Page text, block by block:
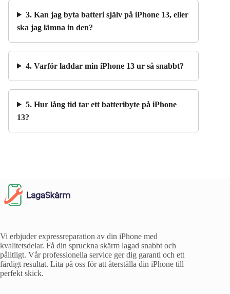
3. Kan jag byta batteri själv på iPhone 13, eller
ska jag lämna in den?
4. Varför laddar min iPhone 13 ur så snabbt?
5. Hur lång tid tar ett batteribyte på iPhone
13?
Vi erbjuder expressreparation av din iPhone med
kvalitetsdelar. Få din spruckna skärm lagad snabbt och
pålitligt. Vår professionella service ger dig garanti och ett
färdigt resultat. Lita på oss för att återställa din iPhone till
perfekt skick.